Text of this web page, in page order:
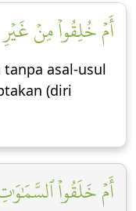
أَمۡ خُلِقُواْ مِنۡ
asal-usul
(diri
أَمۡ خَلَقُواْ